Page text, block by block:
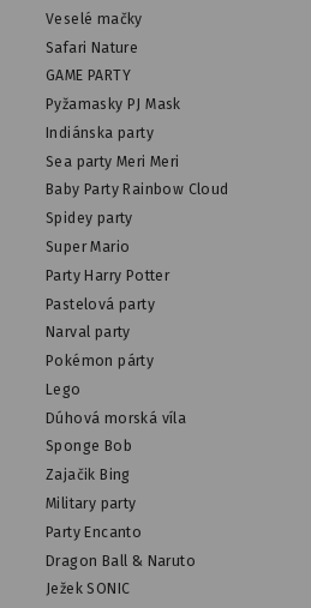
Veselé mačky
Safari Nature
GAME PARTY
Pyžamasky PJ Mask
Indiánska party
Sea party Meri Meri
Baby Party Rainbow Cloud
Spidey party
Super Mario
Party Harry Potter
Pastelová party
Narval party
Pokémon párty
Lego
Dúhová morská víla
Sponge Bob
Zajačik Bing
Military party
Party Encanto
Dragon Ball & Naruto
Ježek SONIC